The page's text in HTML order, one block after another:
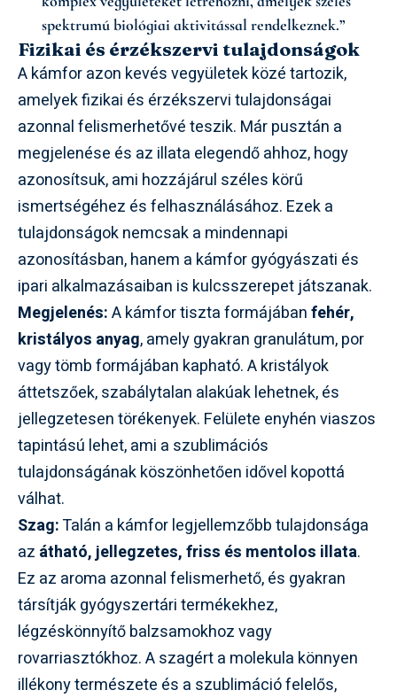
spektrumú biológiai aktivitással rendelkeznek.”
Fizikai és érzékszervi tulajdonságok
A kámfor azon kevés vegyületek közé tartozik,
amelyek fizikai és érzékszervi tulajdonságai
azonnal felismerhetővé teszik. Már pusztán a
megjelenése és az illata elegendő ahhoz, hogy
azonosítsuk, ami hozzájárul széles körű
ismertségéhez és felhasználásához. Ezek a
tulajdonságok nemcsak a mindennapi
azonosításban, hanem a kámfor gyógyászati és
ipari alkalmazásaiban is kulcsszerepet játszanak.
Megjelenés:A kámfor tiszta formájábanfehér,
kristályos anyag, amely gyakran granulátum, por
vagy tömb formájában kapható. A kristályok
áttetszőek, szabálytalan alakúak lehetnek, és
jellegzetesen törékenyek. Felülete enyhén viaszos
tapintású lehet, ami a szublimációs
tulajdonságának köszönhetően idővel kopottá
válhat.
Szag:Talán a kámfor legjellemzőbb tulajdonsága
az átható, jellegzetes, friss és mentolos illata.
Ez az aroma azonnal felismerhető, és gyakran
társítják gyógyszertári termékekhez,
légzéskönnyítő balzsamokhoz vagy
rovarriasztókhoz. A szagért a molekula könnyen
illékony természete és a szublimáció felelős,